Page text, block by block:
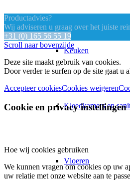
Keuken
Kleedkamers en
Vloeren
Productadvies?
Wij adviseren u graag over het juiste
+31 (0) 165 56 55 19
Scroll naar bovenzijde
Deze site maakt gebruik van cookies.
Door verder te surfen op de site gaat u
Accepteer cookiesCookies weigeren
Cookie en privacy instellingen
Hoe wij cookies gebruiken
We kunnen vragen om cookies op uw
uw relatie met onze website aan te